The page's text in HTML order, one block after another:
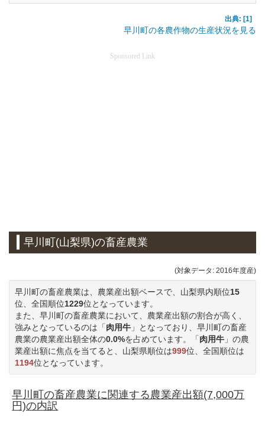
出典: [1]
早川町の各農作物の生産状況を見る
Sponsored Link
早川町(山梨県)の畜産農業
(対象データ: 2016年度産)
早川町の畜産農業は、農業産出額ベースで、山梨県内順位15
位、全国順位1229位となっています。
また、早川町の畜産農業において、農業産出額の割合が高く、
強みとなっているのは「肉用牛 」となっており、早川町の畜産
農業の農業産出額全体の0.0%を占めています。「肉用牛 」の農
業産出額に焦点を当てると、山梨県順位は999位、全国順位は
1194位となっています。
早川町の畜産農業に関連する農業産出額(7,000万
円)の内訳